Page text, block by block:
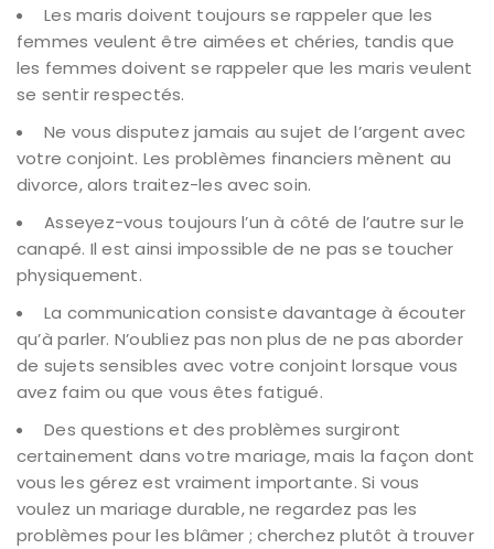
Les maris doivent toujours se rappeler que les
femmes veulent être aimées et chéries, tandis que
les femmes doivent se rappeler que les maris veulent
se sentir respectés.
Ne vous disputez jamais au sujet de l’argent avec
votre conjoint. Les problèmes financiers mènent au
divorce, alors traitez-les avec soin.
Asseyez-vous toujours l’un à côté de l’autre sur le
canapé. Il est ainsi impossible de ne pas se toucher
physiquement.
La communication consiste davantage à écouter
qu’à parler. N’oubliez pas non plus de ne pas aborder
de sujets sensibles avec votre conjoint lorsque vous
avez faim ou que vous êtes fatigué.
Des questions et des problèmes surgiront
certainement dans votre mariage, mais la façon dont
vous les gérez est vraiment importante. Si vous
voulez un mariage durable, ne regardez pas les
problèmes pour les blâmer ; cherchez plutôt à trouver